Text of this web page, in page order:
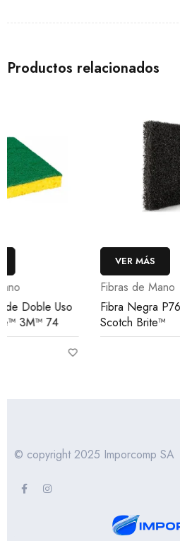
Productos relacionados
Fibras de Mano
Fibra Negra P76 3M™
Scotch Brite™
© copyright 2025 Imporcomp SA